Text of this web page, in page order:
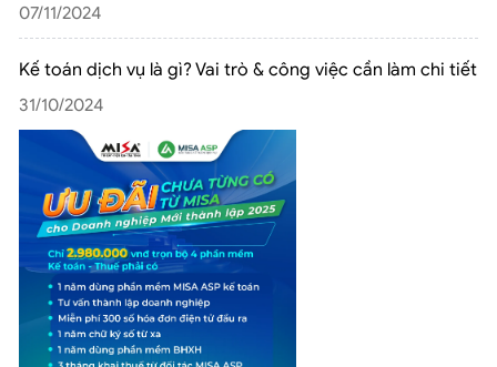
07/11/2024
Kế toán dịch vụ là gì? Vai trò & công việc cần làm chi tiết
31/10/2024